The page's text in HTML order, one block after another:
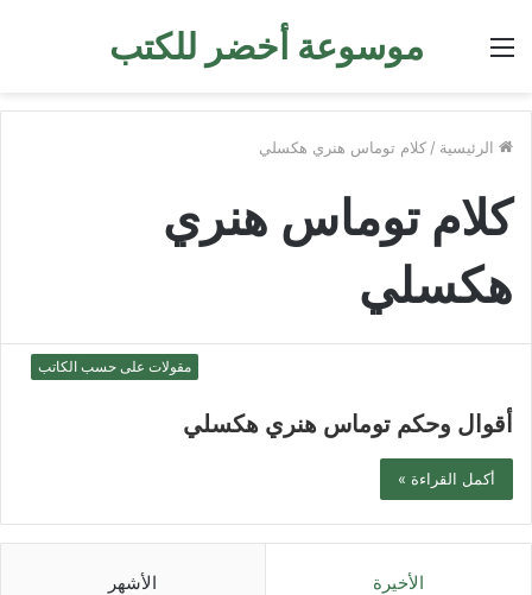
موسوعة أخضر للكتب القائمة
الرئيسية / كلام توماس هنري هكسلي
كلام توماس هنري
هكسلي
مقولات على حسب الكاتب
أقوال وحكم توماس هنري هكسلي
أكمل القراءة »
الأخيرة الأشهر